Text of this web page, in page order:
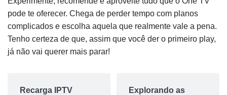
pode te oferecer. Chega de perder tempo com planos
complicados e escolha aquela que realmente vale a pena.
Tenho certeza de que, assim que você der o primeiro play,
já não vai querer mais parar!
Recarga IPTV
Explorando as